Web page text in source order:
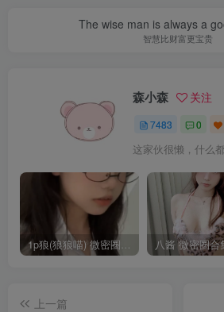
The wise man is always a
智慧比财富更宝贵
森小森 关注
7483 0
这家伙很懒，什么
1p狼(狼狼喵) 微密圈/岛遇合集[持续更新2025.08.20]
上一篇